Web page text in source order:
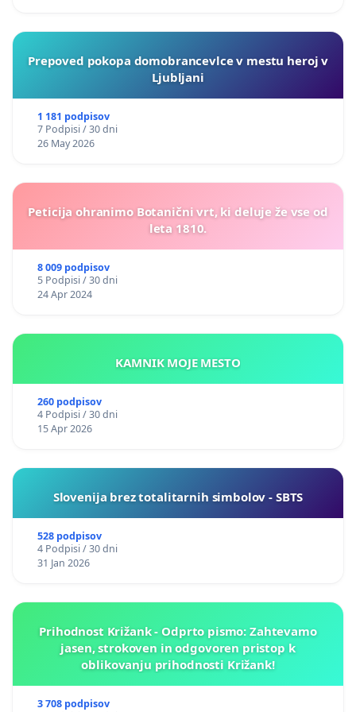
Prepoved pokopa domobrancevlce v mestu heroj v
Ljubljani
1 181 podpisov
7 Podpisi / 30 dni
26 May 2026
Peticija ohranimo Botanični vrt, ki deluje že vse od
leta 1810.
8 009 podpisov
5 Podpisi / 30 dni
24 Apr 2024
KAMNIK MOJE MESTO
260 podpisov
4 Podpisi / 30 dni
15 Apr 2026
Slovenija brez totalitarnih simbolov - SBTS
528 podpisov
4 Podpisi / 30 dni
31 Jan 2026
Prihodnost Križank - Odprto pismo: Zahtevamo
jasen, strokoven in odgovoren pristop k
oblikovanju prihodnosti Križank!
3 708 podpisov